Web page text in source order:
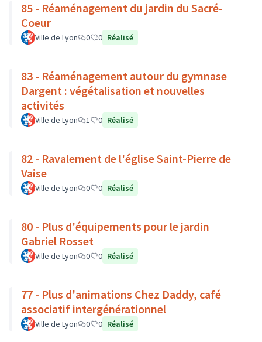
85 - Réaménagement du jardin du Sacré-
Coeur
Ville de Lyon 0 0 Réalisé
83 - Réaménagement autour du gymnase
Dargent : végétalisation et nouvelles
activités
Ville de Lyon 1 0 Réalisé
82 - Ravalement de l'église Saint-Pierre de
Vaise
Ville de Lyon 0 0 Réalisé
80 - Plus d'équipements pour le jardin
Gabriel Rosset
Ville de Lyon 0 0 Réalisé
77 - Plus d'animations Chez Daddy, café
associatif intergénérationnel
Ville de Lyon 0 0 Réalisé